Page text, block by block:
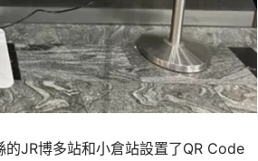
JR博多站和小倉站設置了QR Code